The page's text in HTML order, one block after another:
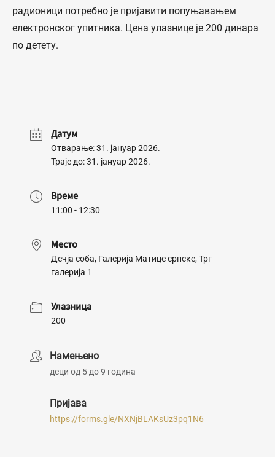
радионици потребно је пријавити попуњавањем
електронског упитника. Цена улазнице је 200 динара
по детету.
Датум
Отварање: 31. јануар 2026.
Траје до: 31. јануар 2026.
Време
11:00 - 12:30
Место
Дечја соба, Галерија Матице српске, Трг
галерија 1
Улазница
200
Намењено
деци од 5 до 9 година
Пријава
https://forms.gle/NXNjBLAKsUz3pq1N6